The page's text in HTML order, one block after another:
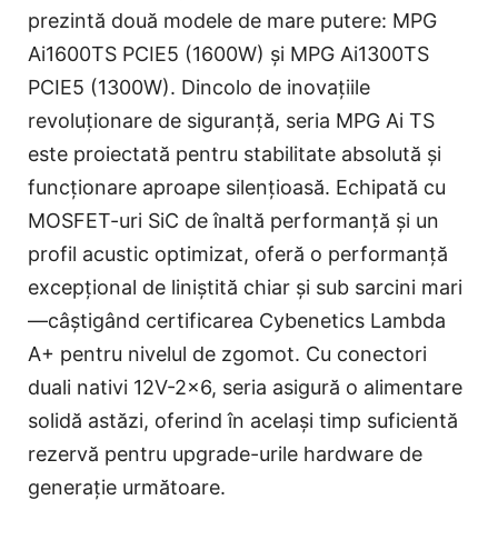
prezintă două modele de mare putere: MPG
Ai1600TS PCIE5 (1600W) și MPG Ai1300TS
PCIE5 (1300W). Dincolo de inovațiile
revoluționare de siguranță, seria MPG Ai TS
este proiectată pentru stabilitate absolută și
funcționare aproape silențioasă. Echipată cu
MOSFET-uri SiC de înaltă performanță și un
profil acustic optimizat, oferă o performanță
excepțional de liniștită chiar și sub sarcini mari
—câștigând certificarea Cybenetics Lambda
A+ pentru nivelul de zgomot. Cu conectori
duali nativi 12V-2x6, seria asigură o alimentare
solidă astăzi, oferind în același timp suficientă
rezervă pentru upgrade-urile hardware de
generație următoare.